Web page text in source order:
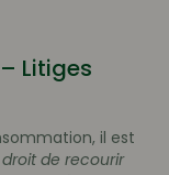
Litiges
il est
de recourir